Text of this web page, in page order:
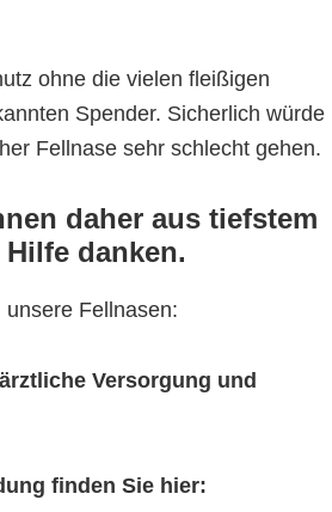
ohne die vielen fleißigen
Spender. Sicherlich würde
Fellnase sehr schlecht gehen.
daher aus tiefstem
danken.
Fellnasen:
Versorgung und
finden Sie hier: